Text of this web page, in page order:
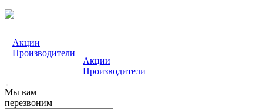
Акции
Производители
Акции
Производители
Мы вам
перезвоним